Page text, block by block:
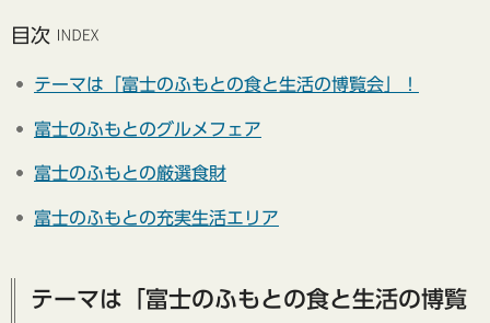
目次
テーマは「富士のふもとの食と生活の博覧会」！
富士のふもとのグルメフェア
富士のふもとの厳選食財
富士のふもとの充実生活エリア
テーマは「富士のふもとの食と生活の博覧